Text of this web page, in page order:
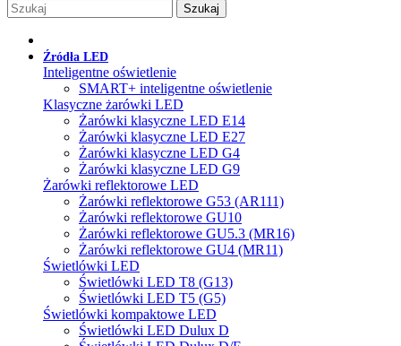
Szukaj
Źródła LED
Inteligentne oświetlenie
SMART+ inteligentne oświetlenie
Klasyczne żarówki LED
Żarówki klasyczne LED E14
Żarówki klasyczne LED E27
Żarówki klasyczne LED G4
Żarówki klasyczne LED G9
Żarówki reflektorowe LED
Żarówki reflektorowe G53 (AR111)
Żarówki reflektorowe GU10
Żarówki reflektorowe GU5.3 (MR16)
Żarówki reflektorowe GU4 (MR11)
Świetlówki LED
Świetlówki LED T8 (G13)
Świetlówki LED T5 (G5)
Świetlówki kompaktowe LED
Świetlówki LED Dulux D